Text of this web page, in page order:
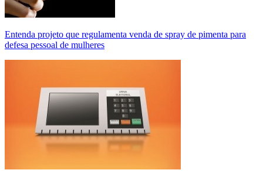
Entenda projeto que regulamenta venda de spray de pimenta para
defesa pessoal de mulheres